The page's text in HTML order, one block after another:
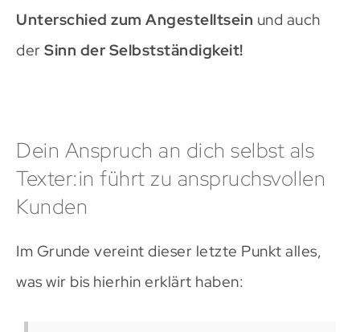
Unterschied zum Angestelltsein und auch
der Sinn der Selbstständigkeit!
Dein Anspruch an dich selbst als
Texter:in führt zu anspruchsvollen
Kunden
Im Grunde vereint dieser letzte Punkt alles,
was wir bis hierhin erklärt haben: